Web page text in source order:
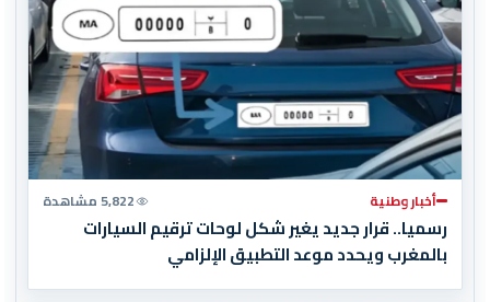
أخبار وطنية 5,822 مشاهدة
رسميا.. قرار جديد يغير شكل لوحات ترقيم السيارات
بالمغرب ويحدد موعد التطبيق الإلزامي